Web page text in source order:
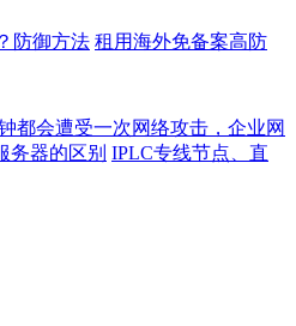
防御方法 租用海外免备案高防
都会遭受一次网络攻击，企业网
务器的区别 IPLC专线节点、直